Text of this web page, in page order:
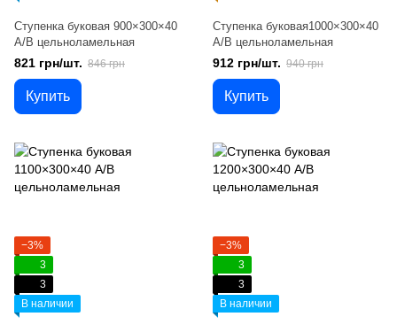
Ступенка буковая 900×300×40
A/B цельноламельная
821 грн/шт. 846 грн
Купить
Ступенка буковая1000×300×40
A/B цельноламельная
912 грн/шт. 940 грн
Купить
−3%
3
3
В наличии
−3%
3
3
В наличии